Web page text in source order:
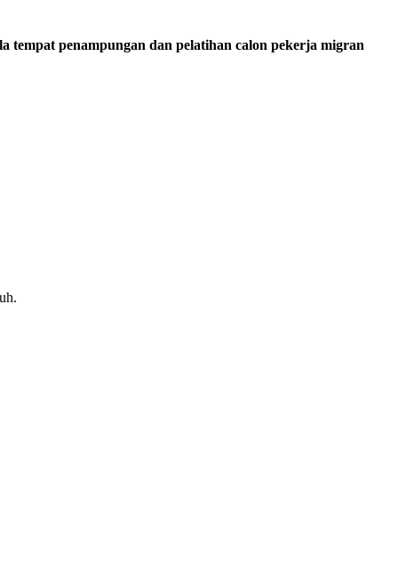
tempat penampungan dan pelatihan calon pekerja migran